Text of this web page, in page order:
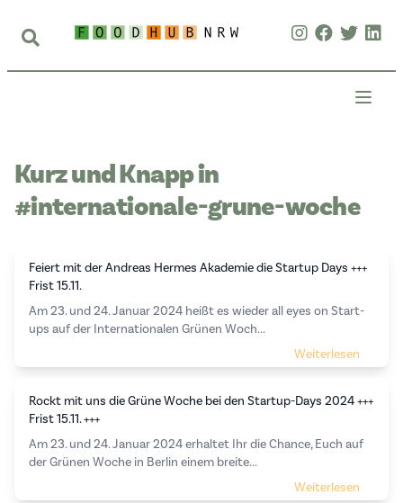
Kurz und Knapp in
#internationale-grune-woche
Feiert mit der Andreas Hermes Akademie die Startup Days +++
Frist 15.11.
Am 23. und 24. Januar 2024 heißt es wieder all eyes on Start-
ups auf der Internationalen Grünen Woch...
Weiterlesen
Rockt mit uns die Grüne Woche bei den Startup-Days 2024 +++
Frist 15.11. +++
Am 23. und 24. Januar 2024 erhaltet Ihr die Chance, Euch auf
der Grünen Woche in Berlin einem breite...
Weiterlesen